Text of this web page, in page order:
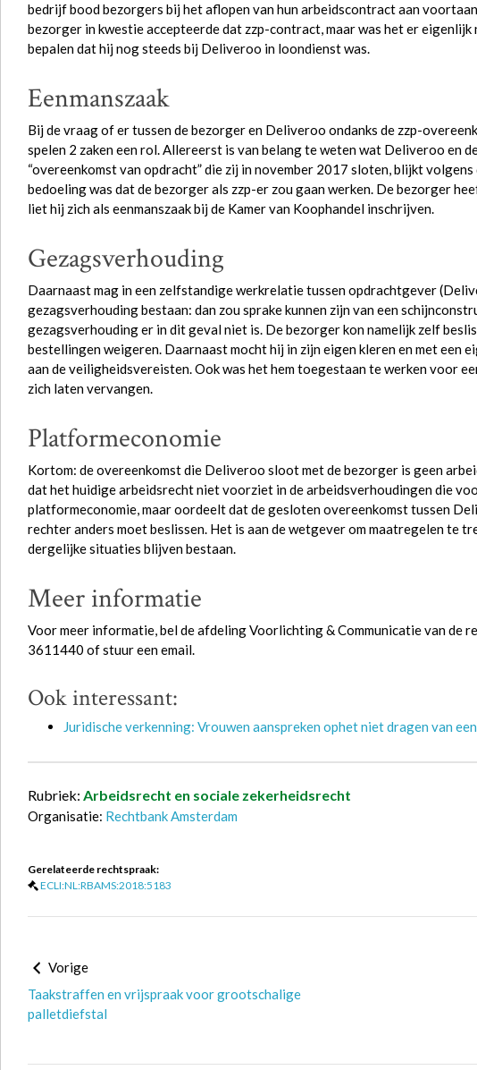
bedrijf bood bezorgers bij het aflopen van hun arbeidscontract aan
bezorger in kwestie accepteerde dat zzp-contract, maar was het er eigenlijk
bepalen dat hij nog steeds bij Deliveroo in loondienst was.
Eenmanszaak
Bij de vraag of er tussen de bezorger en Deliveroo ondanks de zzp-
spelen 2 zaken eenrol. Allereerst is van belang te weten wat Deliveroo en
“overeenkomst van opdracht” die zij in november 2017 sloten, blijkt
bedoeling was dat de bezorger als zzp-er zou gaan werken. De bezorger
liet hij zich als eenmanszaak bij de Kamervan Koophandel inschrijven.
Gezagsverhouding
Daarnaast mag in een zelfstandige werkrelatie tussen opdrachtgever
gezagsverhouding bestaan: dan zou sprake kunnen zijn van een
gezagsverhouding er in dit geval niet is. De bezorger kon namelijk zelf
bestellingen weigeren. Daarnaast mocht hij in zijn eigen kleren en met een
aan de veiligheidsvereisten. Ook was het hem toegestaan te werken voor
zich laten vervangen.
Platformeconomie
Kortom: de overeenkomst die Deliveroo sloot met de bezorger is geen
dat het huidige arbeidsrecht niet voorziet in de arbeidsverhoudingen die
platformeconomie, maar oordeelt dat de gesloten overeenkomst tussen
rechter anders moet beslissen. Het is aan de wetgever om maatregelen te
dergelijke situaties blijven bestaan.
Meer informatie
Voor meer informatie, bel de afdeling Voorlichting & Communicatie van de
3611440 of stuur een email.
Ook interessant:
Juridische verkenning: Vrouwen aanspreken ophet niet dragen van
Rubriek: Arbeidsrecht en sociale zekerheidsrecht
Organisatie: Rechtbank Amsterdam
Gerelateerde rechtspraak:
ECLI:NL:RBAMS:2018:5183
Vorige
Taakstraffen en vrijspraak voor grootschalige
palletdiefstal